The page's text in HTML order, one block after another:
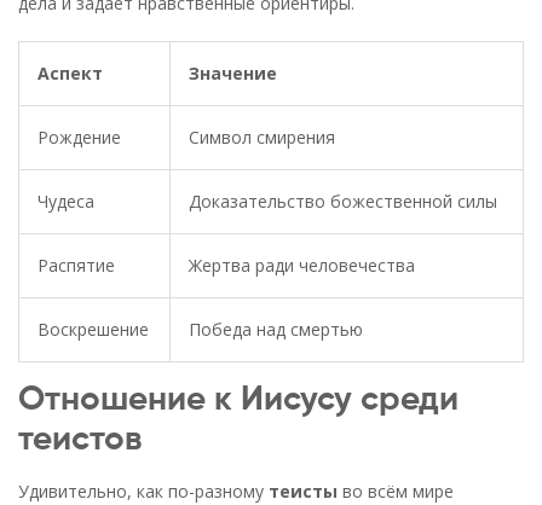
Аспект Значение
Рождение Символ смирения
Чудеса Доказательство божественной силы
Распятие Жертва ради человечества
Воскрешение Победа над смертью
Отношение к Иисусу среди
теистов
Удивительно, как по-разному теисты во всём мире